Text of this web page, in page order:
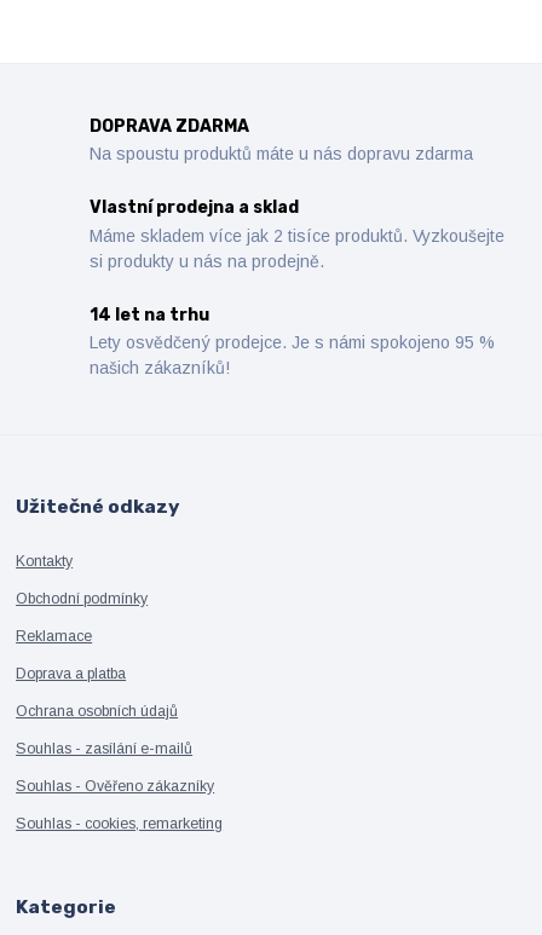
DOPRAVA ZDARMA
Na spoustu produktů máte u nás dopravu zdarma
Vlastní prodejna a sklad
Máme skladem více jak 2 tisíce produktů. Vyzkoušejte
si produkty u nás na prodejně.
14 let na trhu
Lety osvědčený prodejce. Je s námi spokojeno 95 %
našich zákazníků!
Užitečné odkazy
Kontakty
Obchodní podmínky
Reklamace
Doprava a platba
Ochrana osobních údajů
Souhlas - zasílání e-mailů
Souhlas - Ověřeno zákazníky
Souhlas - cookies, remarketing
Kategorie